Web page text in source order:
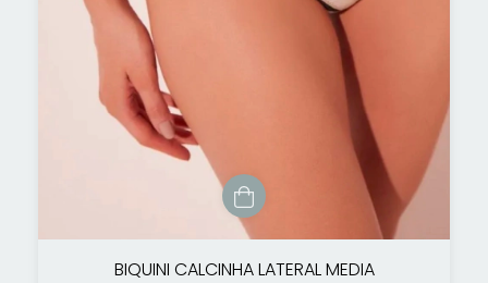
BIQUINI CALCINHA LATERAL MEDIA